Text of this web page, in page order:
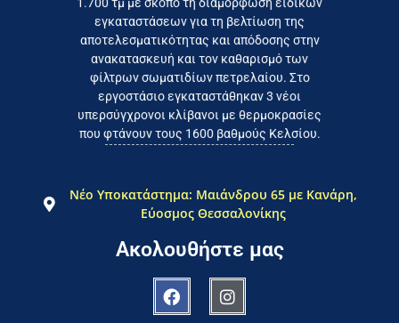
εγκαταστάσεων για τη βελτίωση της
αποτελεσματικότητας και απόδοσης στην
ανακατασκευή και τον καθαρισμό των
φίλτρων σωματιδίων πετρελαίου. Στο
εργοστάσιο εγκαταστάθηκαν 3 νέοι
υπερσύγχρονοι κλίβανοι με θερμοκρασίες
που φτάνουν τους 1600 βαθμούς Κελσίου.
Εργαζόμαστε καθημερινά για
το συμφέρον του τελικού
Νέο Υποκατάστημα: Μαιάνδρου 65 με Κανάρη,
Εύοσμος Θεσσαλονίκης
Ακολουθήστε μας